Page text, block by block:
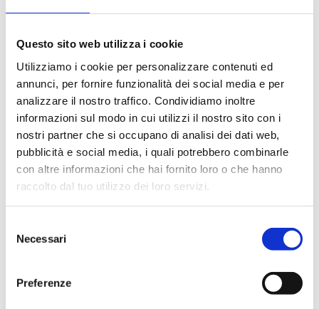
Questo sito web utilizza i cookie
Utilizziamo i cookie per personalizzare contenuti ed
annunci, per fornire funzionalità dei social media e per
analizzare il nostro traffico. Condividiamo inoltre
informazioni sul modo in cui utilizzi il nostro sito con i
nostri partner che si occupano di analisi dei dati web,
pubblicità e social media, i quali potrebbero combinarle
con altre informazioni che hai fornito loro o che hanno
raccolto dal tuo utilizzo dei loro servizi.
delNecessari
Preferenze
V72P20020 G 3/4 M - G 3/4 RN - G 3/4
V72P20030 G 3/4 M - G 3/4 RN - G 3/4
Descrizione
Documentazione
Prodotti alternativi